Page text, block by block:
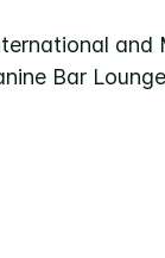
and
Bar